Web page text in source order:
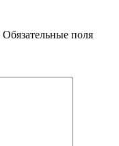
Обязательные поля